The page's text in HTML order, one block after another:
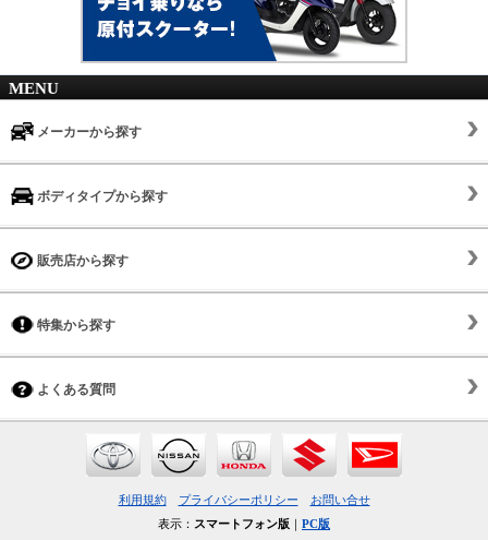
MENU
メーカーから探す
ボディタイプから探す
販売店から探す
特集から探す
よくある質問
利用規約 プライバシーポリシー
お問い合せ
表示： スマートフォン版 ｜ PC版